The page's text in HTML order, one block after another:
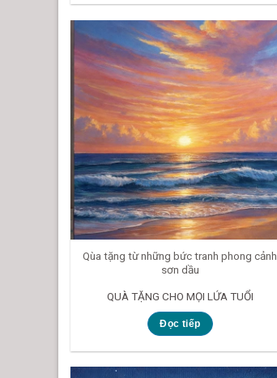
Qùa tặng từ những bức tranh phong cảnh
sơn dầu
QUÀ TẶNG CHO MỌI LỨA TUỔI
Đọc tiếp